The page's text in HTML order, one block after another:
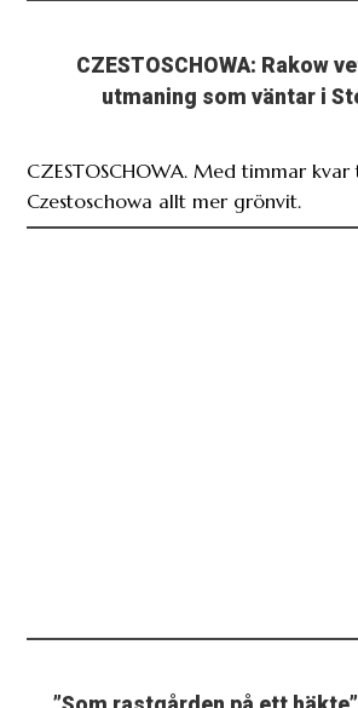
CZESTOSCHOWA: Rakow
utmaning som väntar i
CZESTOSCHOWA. Med timmar
Czestoschowa allt mer grönvit.